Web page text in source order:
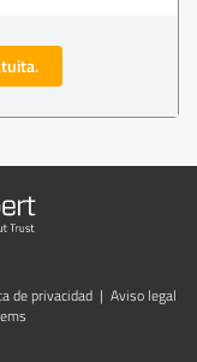
de privacidad | Aviso legal